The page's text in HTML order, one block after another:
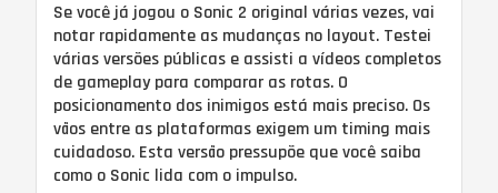
Se você já jogou o Sonic 2 original várias vezes, vai
notar rapidamente as mudanças no layout. Testei
várias versões públicas e assisti a vídeos completos
de gameplay para comparar as rotas. O
posicionamento dos inimigos está mais preciso. Os
vãos entre as plataformas exigem um timing mais
cuidadoso. Esta versão pressupõe que você saiba
como o Sonic lida com o impulso.